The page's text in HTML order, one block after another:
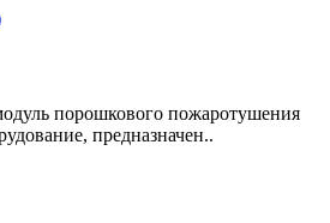
порошкового пожаротушения
предназначен..